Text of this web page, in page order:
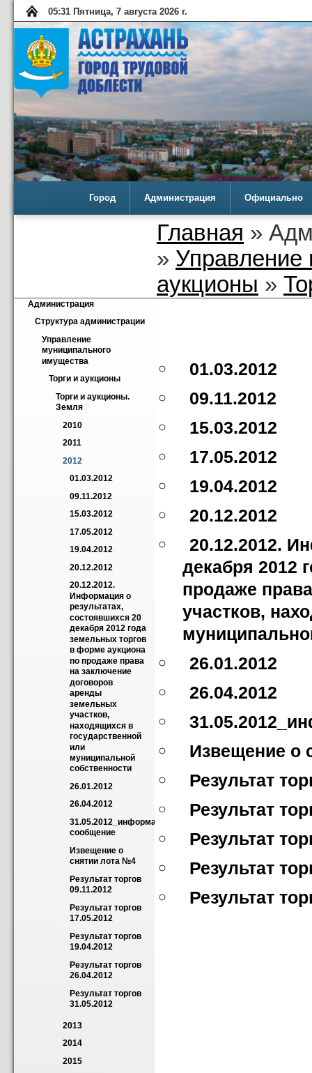
05:31 Пятница, 7 августа 2026 г.
Город Администрация Официально
Главная »
» Управление
аукционы »
Администрация
Структура администрации
Управление
муниципального
имущества
Торги и аукционы
Торги и аукционы.
Земля
2010
2011
2012
01.03.2012
09.11.2012
15.03.2012
17.05.2012
19.04.2012
20.12.2012
20.12.2012.
Информация о
результатах,
состоявшихся 20
декабря 2012 года
земельных торгов
в форме аукциона
по продаже права
на заключение
договоров
аренды
земельных
участков,
находящихся в
государственной
или
муниципальной
собственности
26.01.2012
26.04.2012
31.05.2012_информационное
сообщение
Извещение о
снятии лота №4
Результат торгов
09.11.2012
Результат торгов
17.05.2012
Результат торгов
19.04.2012
Результат торгов
26.04.2012
Результат торгов
31.05.2012
2013
2014
2015
01.03.2012
09.11.2012
15.03.2012
17.05.2012
19.04.2012
20.12.2012
20.12.2012.
декабря 2012
продаже
участков,
26.01.2012
26.04.2012
Извещение о
Результат
Результат
Результат
Результат
Результат